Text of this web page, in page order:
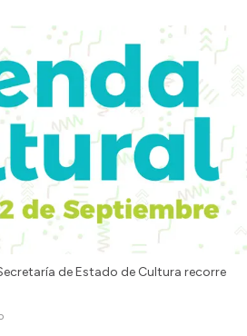
de Estado de Cultura recorre